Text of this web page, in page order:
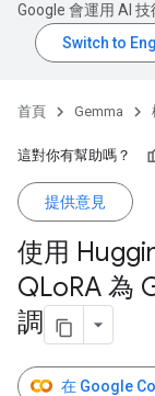
Google 會運用 AI
首頁 Gemma
這對你有幫助嗎？
提供意見
使用
QLoRA 為
調
在 Google